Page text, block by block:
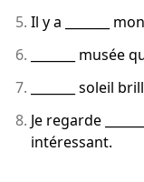
Il y a _______
_______
_______ soleil
Je regarde
intéressant.